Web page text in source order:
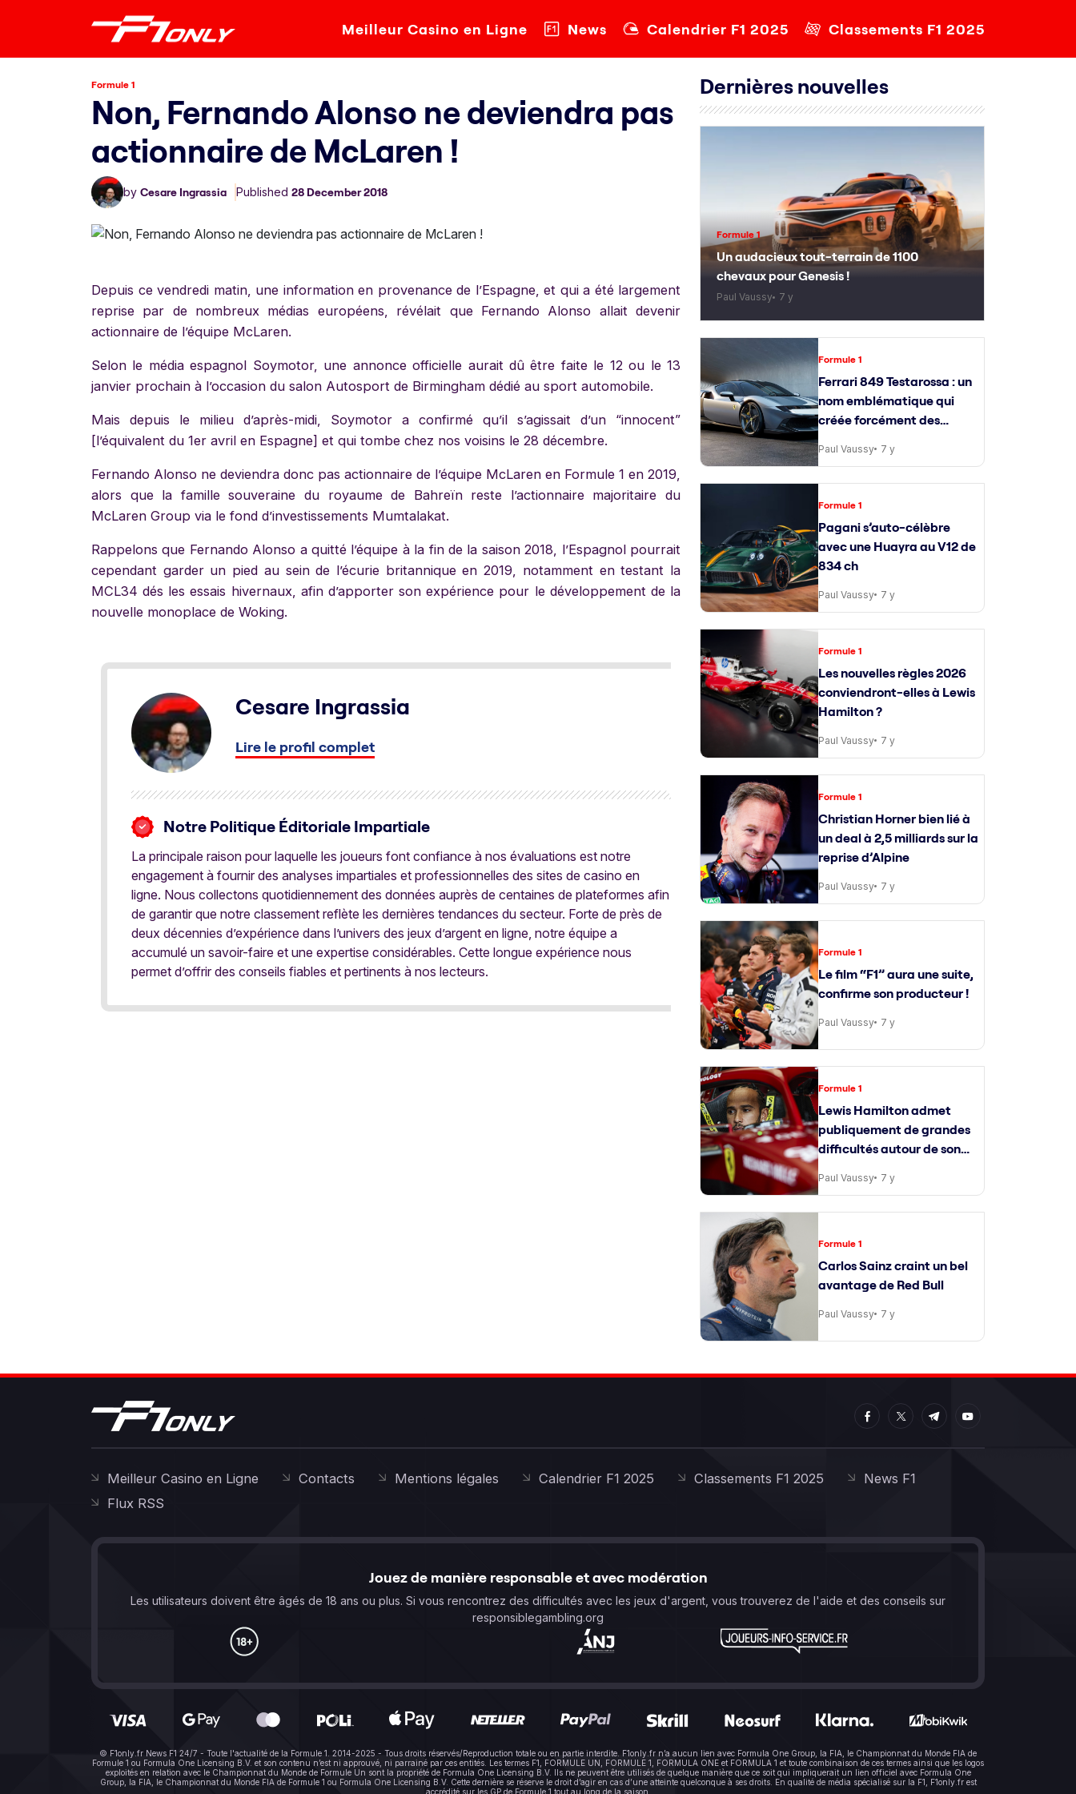
Meilleur Casino en Ligne News Calendrier F1 2025 Classements F1 2025
Formule 1
Non, Fernando Alonso ne deviendra pas
actionnaire de McLaren !
by Cesare Ingrassia Published 28 December 2018
Depuis ce vendredi matin, une information en provenance de l’Espagne, et qui a été largement
reprise par de nombreux médias européens, révélait que Fernando Alonso allait devenir
actionnaire de l’équipe McLaren.
Selon le média espagnol Soymotor, une annonce officielle aurait dû être faite le 12 ou le 13
janvier prochain à l’occasion du salon Autosport de Birmingham dédié au sport automobile.
Mais depuis le milieu d’après-midi, Soymotor a confirmé qu’il s’agissait d’un “innocent”
[l’équivalent du 1er avril en Espagne] et qui tombe chez nos voisins le 28 décembre.
Fernando Alonso ne deviendra donc pas actionnaire de l’équipe McLaren en Formule 1 en 2019,
alors que la famille souveraine du royaume de Bahreïn reste l’actionnaire majoritaire du
McLaren Group via le fond d’investissements Mumtalakat.
Rappelons que Fernando Alonso a quitté l’équipe à la fin de la saison 2018, l’Espagnol pourrait
cependant garder un pied au sein de l’écurie britannique en 2019, notamment en testant la
MCL34 dés les essais hivernaux, afin d’apporter son expérience pour le développement de la
nouvelle monoplace de Woking.
Cesare Ingrassia
Lire le profil complet
Notre Politique Éditoriale Impartiale
La principale raison pour laquelle les joueurs font confiance à nos évaluations est notre
engagement à fournir des analyses impartiales et professionnelles des sites de casino en
ligne. Nous collectons quotidiennement des données auprès de centaines de plateformes afin
de garantir que notre classement reflète les dernières tendances du secteur. Forte de près de
deux décennies d’expérience dans l’univers des jeux d’argent en ligne, notre équipe a
accumulé un savoir-faire et une expertise considérables. Cette longue expérience nous
permet d’offrir des conseils fiables et pertinents à nos lecteurs.
Dernières nouvelles
Formule 1
Un audacieux tout-terrain de 1100
chevaux pour Genesis !
Paul Vaussy 7 y
Formule 1
Ferrari 849 Testarossa : un
nom emblématique qui
créée forcément des
attentes
Paul Vaussy 7 y
Formule 1
Pagani s’auto-célèbre
avec une Huayra au V12 de
834 ch
Paul Vaussy 7 y
Formule 1
Les nouvelles règles 2026
conviendront-elles à Lewis
Hamilton ?
Paul Vaussy 7 y
Formule 1
Christian Horner bien lié à
un deal à 2,5 milliards sur la
reprise d’Alpine
Paul Vaussy 7 y
Formule 1
Le film “F1” aura une suite,
confirme son producteur !
Paul Vaussy 7 y
Formule 1
Lewis Hamilton admet
publiquement de grandes
difficultés autour de son
ingénieur de course
Paul Vaussy 7 y
Formule 1
Carlos Sainz craint un bel
avantage de Red Bull
Paul Vaussy 7 y
Meilleur Casino en Ligne Contacts Mentions légales Calendrier F1 2025 Classements F1 2025
News F1
Flux RSS
Jouez de manière responsable et avec modération
Les utilisateurs doivent être âgés de 18 ans ou plus. Si vous rencontrez des difficultés avec les jeux d'argent, vous trouverez de l'aide et des conseils sur
responsiblegambling.org
© F1only.fr News F1 24/7 - Toute l'actualité de la Formule 1. 2014-2025 - Tous droits réservés/Reproduction totale ou en partie interdite. F1only.fr n’a aucun lien avec Formula One Group, la FIA, le Championnat du Monde FIA de
Formule 1 ou Formula One Licensing B.V. et son contenu n’est ni approuvé, ni parrainé par ces entités. Les termes F1, FORMULE UN, FORMULE 1, FORMULA ONE et FORMULA 1 et toute combinaison de ces termes ainsi que les logos
exploités en relation avec le Championnat du Monde de Formule Un sont la propriété de Formula One Licensing B.V. Ils ne peuvent être utilisés de quelque manière que ce soit qui impliquerait un lien officiel avec Formula One
Group, la FIA, le Championnat du Monde FIA de Formule 1 ou Formula One Licensing B.V. Cette dernière se réserve le droit d’agir en cas d’une atteinte quelconque à ses droits. En qualité de média spécialisé sur la F1, F1only.fr est
accrédité sur les GP de Formule 1 tout au long de la saison.